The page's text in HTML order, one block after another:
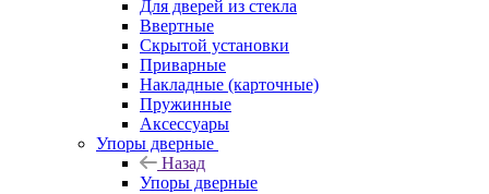
Для дверей из стекла
Ввертные
Скрытой установки
Приварные
Накладные (карточные)
Пружинные
Аксессуары
Упоры дверные
Назад
Упоры дверные